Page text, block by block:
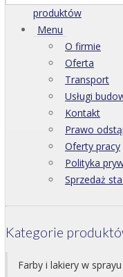
produktów
Menu
O firmie
Oferta
Transport
Usługi
Kontakt
Prawo
Oferty pracy
Polityka
Sprzedaż
Kategorie
Farby i lakiery w sprayu